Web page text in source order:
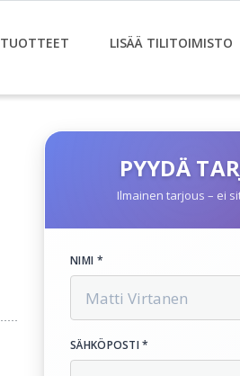
TUOTTEET LISÄÄ TILITOIMISTO
PYYDÄ
Ilmainen tarjous – ei
NIMI *
SÄHKÖPOSTI *